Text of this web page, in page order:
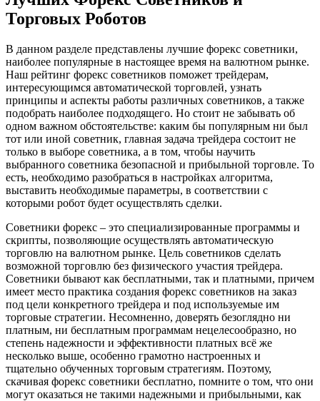
Торговых Роботов
В данном разделе представлены лучшие форекс советники,
наиболее популярные в настоящее время на валютном рынке.
Наш рейтинг форекс советников поможет трейдерам,
интересующимся автоматической торговлей, узнать
принципы и аспекты работы различных советников, а также
подобрать наиболее подходящего. Но стоит не забывать об
одном важном обстоятельстве: каким бы популярным ни был
тот или иной советник, главная задача трейдера состоит не
только в выборе советника, а в том, чтобы научить
выбранного советника безопасной и прибыльной торговле. То
есть, необходимо разобраться в настройках алгоритма,
выставить необходимые параметры, в соответствии с
которыми робот будет осуществлять сделки.
Советники форекс – это специализированные программы и
скрипты, позволяющие осуществлять автоматическую
торговлю на валютном рынке. Цель советников сделать
возможной торговлю без физического участия трейдера.
Советники бывают как бесплатными, так и платными, причем
имеет место практика создания форекс советников на заказ
под цели конкретного трейдера и под используемые им
торговые стратегии. Несомненно, доверять безоглядно ни
платным, ни бесплатным программам нецелесообразно, но
степень надежности и эффективности платных всё же
несколько выше, особенно грамотно настроенных и
тщательно обученных торговым стратегиям. Поэтому,
скачивая форекс советники бесплатно, помните о том, что они
могут оказаться не такими надежными и прибыльными, как